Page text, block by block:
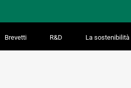
Brevetti R&D La sostenibilità